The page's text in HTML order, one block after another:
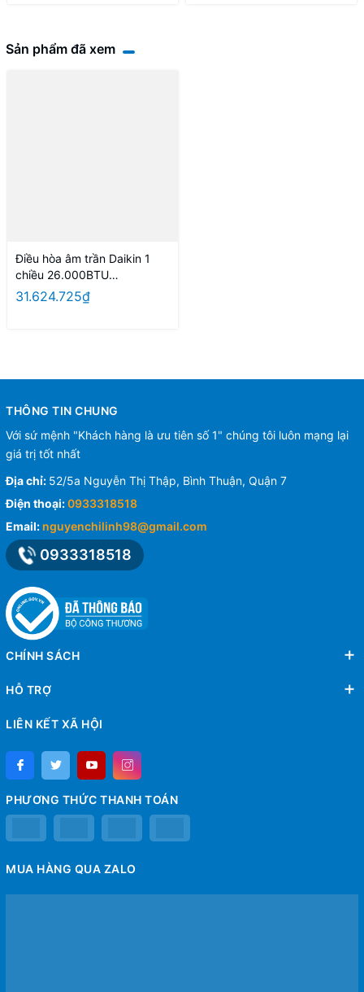
Sản phẩm đã xem
Điều hòa âm trần Daikin 1
chiều 26.000BTU
FCNQ26MV1/RNQ26MV1+B
RC2E61 điều khiển có dây
31.624.725₫
THÔNG TIN CHUNG
Với sứ mệnh "Khách hàng là ưu tiên số 1" chúng tôi luôn mạng lại
giá trị tốt nhất
Địa chỉ: 52/5a Nguyễn Thị Thập, Bình Thuận, Quận 7
Điện thoại:0933318518
Email: nguyenchilinh98@gmail.com
0933318518
CHÍNH SÁCH
HỖ TRỢ
LIÊN KẾT XÃ HỘI
PHƯƠNG THỨC THANH TOÁN
MUA HÀNG QUA ZALO